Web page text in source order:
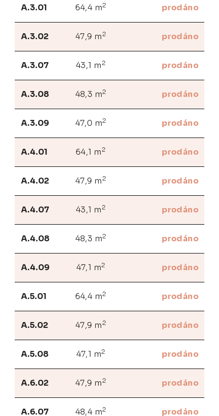
A.3.01 64,4 m2 prodáno
A.3.02 47,9 m 2 prodáno
A.3.07 43,1 m 2 prodáno
A.3.08 48,3 m2 prodáno
A.3.09 47,0 m2 prodáno
A.4.01 64,1 m 2 prodáno
A.4.02 47,9 m 2 prodáno
A.4.07 43,1 m 2 prodáno
A.4.08 48,3 m2 prodáno
A.4.09 47,1 m2 prodáno
A.5.01 64,4 m2 prodáno
A.5.02 47,9 m 2 prodáno
A.5.08 47,1 m2 prodáno
A.6.02 47,9 m 2 prodáno
A.6.07 48,4 m2 prodáno